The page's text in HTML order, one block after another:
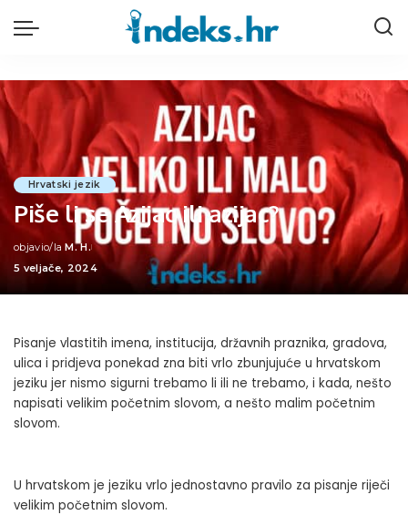
Hrvatski jezik
Piše li se Azijac ili azijac?
Posted
by
objavio/la M. H.
5 veljače, 2024
Pisanje vlastitih imena, institucija, državnih praznika, gradova,
ulica i pridjeva ponekad zna biti vrlo zbunjujuće u hrvatskom
jeziku jer nismo sigurni trebamo li ili ne trebamo, i kada, nešto
napisati velikim početnim slovom, a nešto malim početnim
slovom.
U hrvatskom je jeziku vrlo jednostavno pravilo za pisanje riječi
velikim početnim slovom.